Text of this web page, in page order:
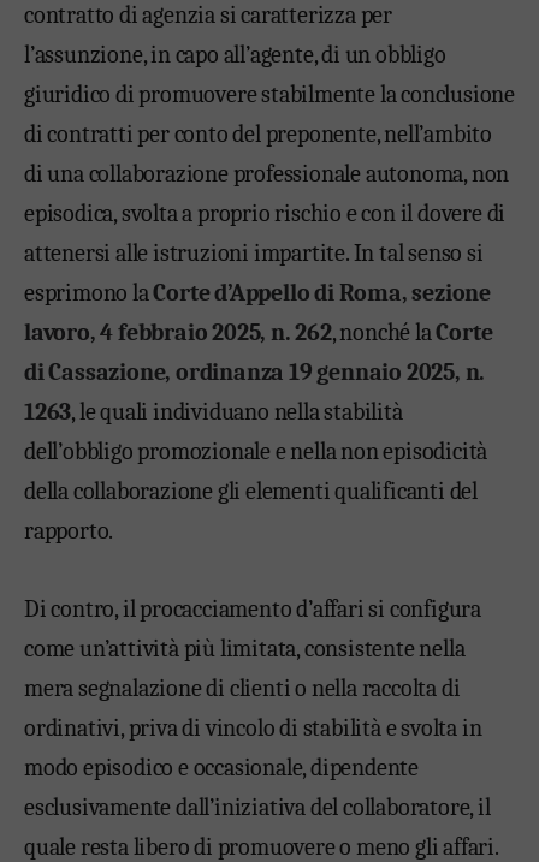
contratto di agenzia si caratterizza per
l’assunzione, in capo all’agente, di un obbligo
giuridico di promuovere stabilmente la conclusione
di contratti per conto del preponente, nell’ambito
di una collaborazione professionale autonoma, non
episodica, svolta a proprio rischio e con il dovere di
attenersi alle istruzioni impartite. In tal senso si
esprimono laCorte d’Appello di Roma, sezione
lavoro, 4 febbraio 2025, n. 262, nonché laCorte
di Cassazione, ordinanza 19 gennaio 2025, n.
1263, le quali individuano nella stabilità
dell’obbligo promozionale e nella non episodicità
della collaborazione gli elementi qualificanti del
rapporto.
Di contro, il procacciamento d’affari si configura
come un’attività più limitata, consistente nella
mera segnalazione di clienti o nella raccolta di
ordinativi, priva di vincolo di stabilità e svolta in
modo episodico e occasionale, dipendente
esclusivamente dall’iniziativa del collaboratore, il
quale resta libero di promuovere o meno gli affari.